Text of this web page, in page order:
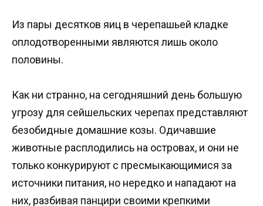
Из пары десятков яиц в черепашьей кладке
оплодотворенными являются лишь около
половины.
Как ни странно, на сегодняшний день большую
угрозу для сейшельских черепах представляют
безобидные домашние козы. Одичавшие
животные расплодились на островах, и они не
только конкурируют с пресмыкающимися за
источники питания, но нередко и нападают на
них, разбивая панцири своими крепкими